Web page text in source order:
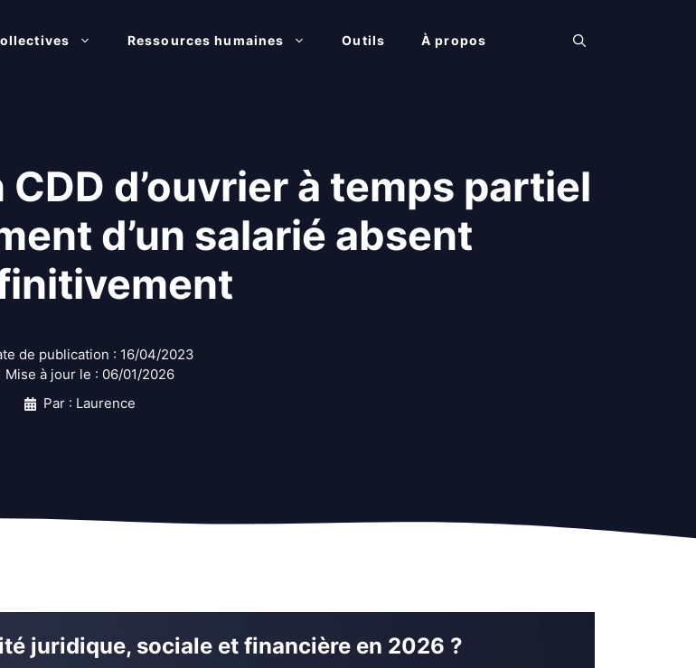
Ressources humaines Outils À propos
d’ouvrier à temps partiel
d’un salarié absent
de publication : 16/04/2023
Mise à jour le : 06/01/2026
Par : Laurence
juridique, sociale et financière en 2026 ?